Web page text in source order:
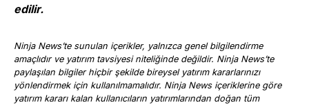
edilir.
Ninja News’te sunulan içerikler, yalnızca genel bilgilendirme
amaçlıdır ve yatırım tavsiyesi niteliğinde değildir. Ninja News’te
paylaşılan bilgiler hiçbir şekilde bireysel yatırım kararlarınızı
yönlendirmek için kullanılmamalıdır. Ninja News içeriklerine göre
yatırım kararı kalan kullanıcıların yatırımlarından doğan tüm